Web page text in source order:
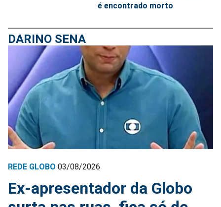
é encontrado morto
DARINO SENA
REDE GLOBO 03/08/2026
Ex-apresentador da Globo